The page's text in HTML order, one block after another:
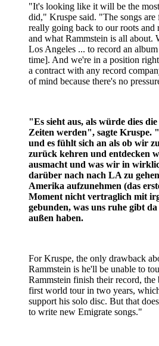
"It's looking like it will be the
did," Kruspe said. "The songs are
really going back to our roots
and what Rammstein is all about.
Los Angeles ... to record an
time]. And we're in a position
a contract with any record
of mind because there's no
"Es sieht aus, als würde dies
Zeiten werden", sagte Kruspe.
und es fühlt sich an als ob wir
zurück kehren und entdecken
ausmacht und was wir in
darüber nach nach LA zu
Amerika aufzunehmen (das
Moment nicht vertraglich mit
gebunden, was uns ruhe gibt
außen haben.
For Kruspe, the only drawback
Rammstein is he'll be unable to
Rammstein finish their record,
first world tour in two years,
support his solo disc. But that
to write new Emigrate songs."